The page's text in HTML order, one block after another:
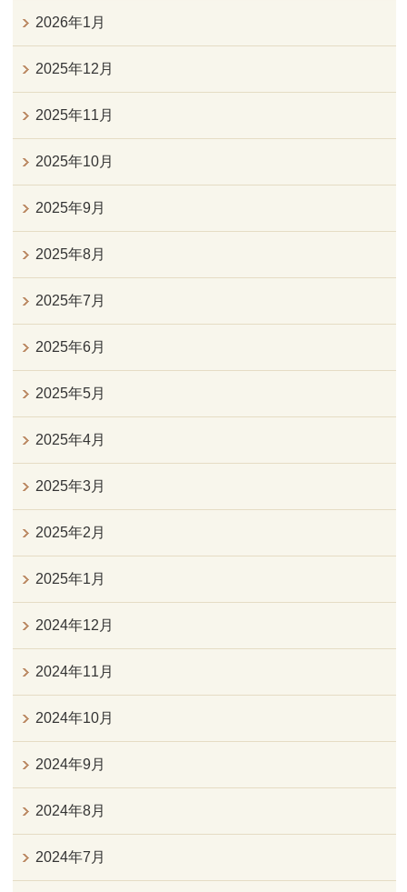
2026年1月
2025年12月
2025年11月
2025年10月
2025年9月
2025年8月
2025年7月
2025年6月
2025年5月
2025年4月
2025年3月
2025年2月
2025年1月
2024年12月
2024年11月
2024年10月
2024年9月
2024年8月
2024年7月